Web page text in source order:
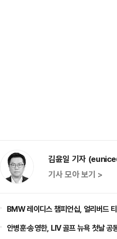
김윤일 기자
기사 모아 보기 >
BMW 레이디스 챔피언십, 얼리버드
안병훈·송영한, LIV 골프 뉴욕 첫날